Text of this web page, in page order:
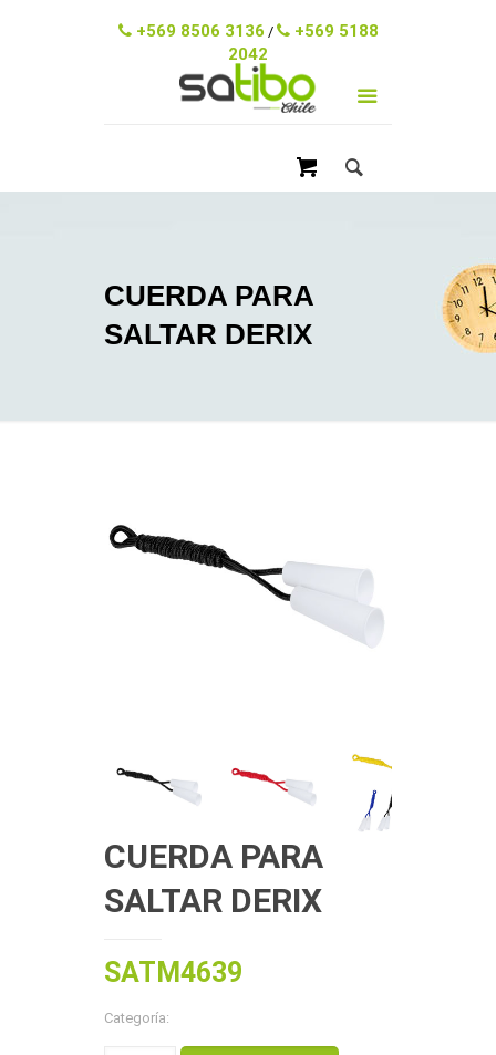
+569 8506 3136 /
+569 5188
2042
CUERDA PARA
SALTAR DERIX
CUERDA PARA
SALTAR DERIX
SATM4639
Categoría: